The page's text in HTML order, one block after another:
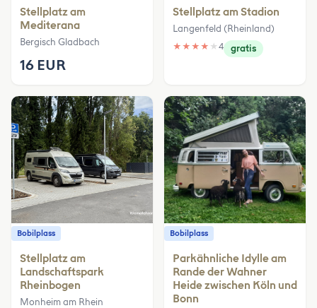
Stellplatz am
Mediterana
Bergisch Gladbach
16 EUR
Stellplatz am Stadion
Langenfeld (Rheinland)
★ ★ ★ ★ ★ 4 gratis
Bobilplass
Stellplatz am
Landschaftspark
Rheinbogen
Monheim am Rhein
Bobilplass
Parkähnliche Idylle am
Rande der Wahner
Heide zwischen Köln und
Bonn